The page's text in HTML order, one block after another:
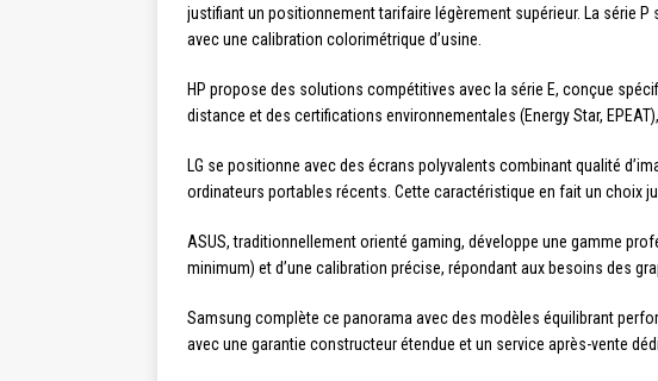
justifiant un positionnement tarifaire légèrement supérieur. La série
avec une calibration colorimétrique d’usine.
HP propose des solutions compétitives avec la série E, conçue
distance et des certifications environnementales (Energy Star,
LG se positionne avec des écrans polyvalents combinant qualité
ordinateurs portables récents. Cette caractéristique en fait un choix
ASUS, traditionnellement orienté gaming, développe une gamme
minimum) et d’une calibration précise, répondant aux besoins des
Samsung complète ce panorama avec des modèles équilibrant
avec une garantie constructeur étendue et un service après-vente